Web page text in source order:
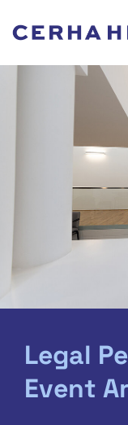
Legal
Event